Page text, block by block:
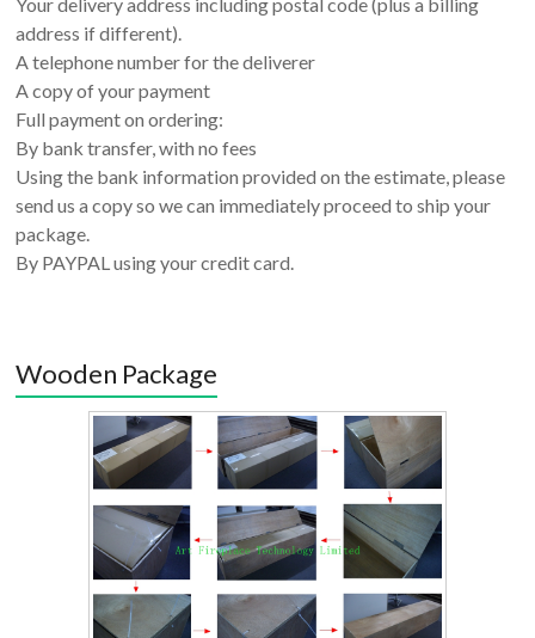
address if different).
A telephone number for the deliverer
A copy of your payment
Full payment on ordering:
By bank transfer, with no fees
Using the bank information provided on the estimate, please
send us a copy so we can immediately proceed to ship your
package.
By PAYPAL using your credit card.
Wooden Package